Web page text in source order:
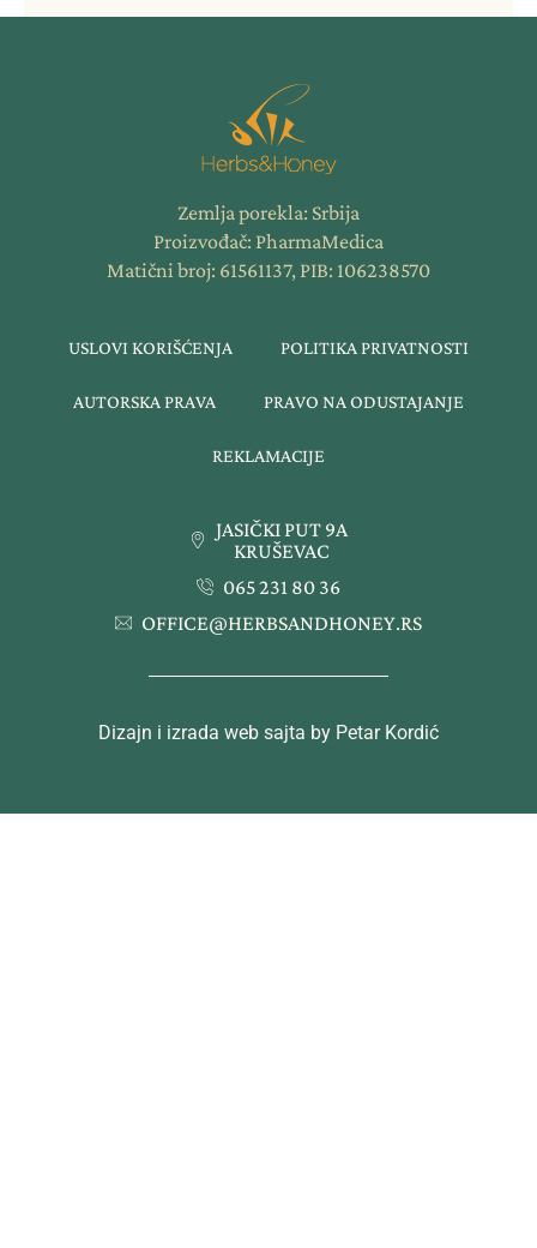
Zemlja porekla: Srbija
Proizvođač: PharmaMedica
Matični broj: 61561137, PIB: 106238570
USLOVI KORIŠĆENJA POLITIKA PRIVATNOSTI
AUTORSKA PRAVA PRAVO NA ODUSTAJANJE
REKLAMACIJE
JASIČKI PUT 9A
KRUŠEVAC
065 231 80 36
OFFICE@HERBSANDHONEY.RS
Dizajn i izrada web sajta by Petar Kordić